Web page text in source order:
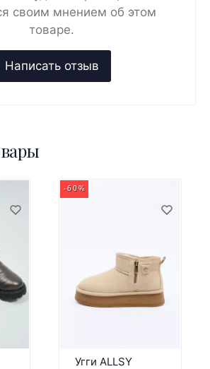
своим мнением об этом
товаре.
-60%
Угги ALLSY